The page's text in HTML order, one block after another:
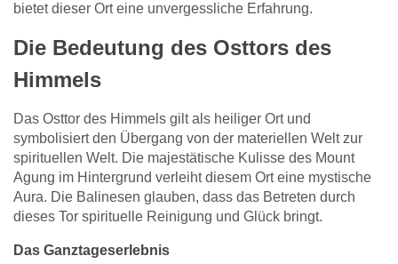
bietet dieser Ort eine unvergessliche Erfahrung.
Die Bedeutung des Osttors des
Himmels
Das Osttor des Himmels gilt als heiliger Ort und
symbolisiert den Übergang von der materiellen Welt zur
spirituellen Welt. Die majestätische Kulisse des Mount
Agung im Hintergrund verleiht diesem Ort eine mystische
Aura. Die Balinesen glauben, dass das Betreten durch
dieses Tor spirituelle Reinigung und Glück bringt.
Das Ganztageserlebnis